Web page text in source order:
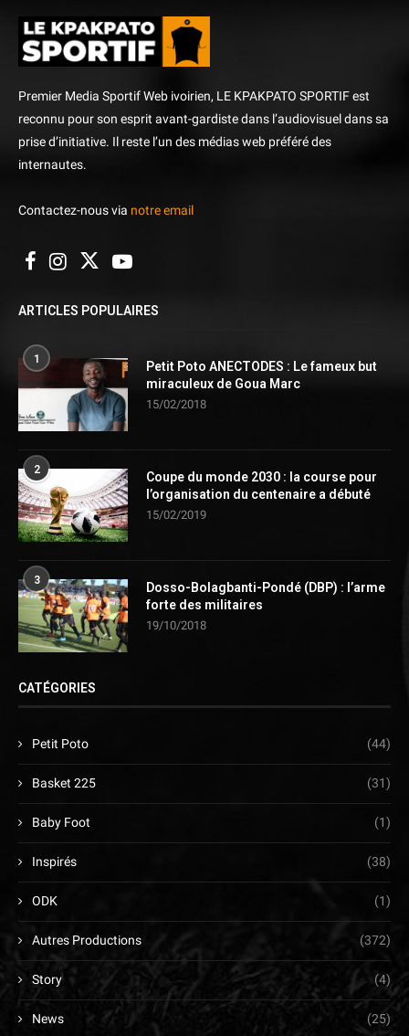
Premier Media Sportif Web ivoirien, LE KPAKPATO SPORTIF est
reconnu pour son esprit avant-gardiste dans l’audiovisuel dans sa
prise d’initiative. Il reste l’un des médias web préféré des
internautes.
Contactez-nous via notre email
ARTICLES POPULAIRES
1
Petit Poto ANECTODES : Le fameux but
miraculeux de Goua Marc
15/02/2018
2
Coupe du monde 2030 : la course pour
l’organisation du centenaire a débuté
15/02/2019
3
Dosso-Bolagbanti-Pondé (DBP) : l’arme
forte des militaires
19/10/2018
CATÉGORIES
Petit Poto (44)
Basket 225 (31)
Baby Foot (1)
Inspirés (38)
ODK (1)
Autres Productions (372)
Story (4)
News (25)